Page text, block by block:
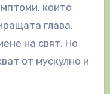
които
глава,
на свят. Но
от мускулно и